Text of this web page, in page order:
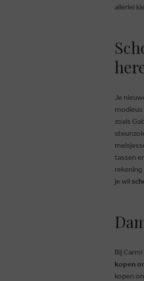
allerlei
Je
zoals
tassen
je wil
Bij
kopen
kopen